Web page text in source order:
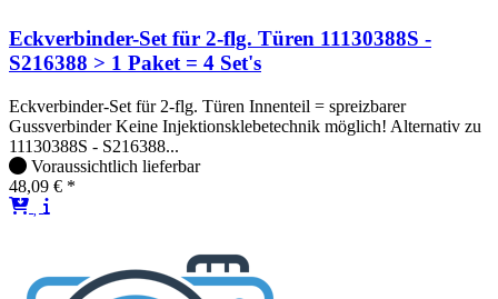
Eckverbinder-Set für 2-flg. Türen 11130388S -
S216388 > 1 Paket = 4 Set's
Eckverbinder-Set für 2-flg. Türen Innenteil = spreizbarer
Gussverbinder Keine Injektionsklebetechnik möglich! Alternativ zu
11130388S - S216388...
Voraussichtlich lieferbar
48,09 € *